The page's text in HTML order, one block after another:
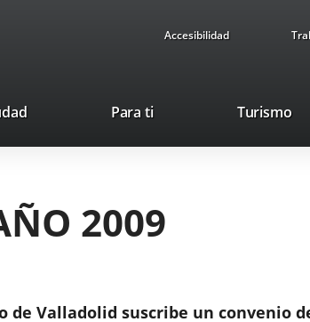
Accesibilidad
Para ti TurismoEste
se
2009
de Valladolid suscribe un convenio